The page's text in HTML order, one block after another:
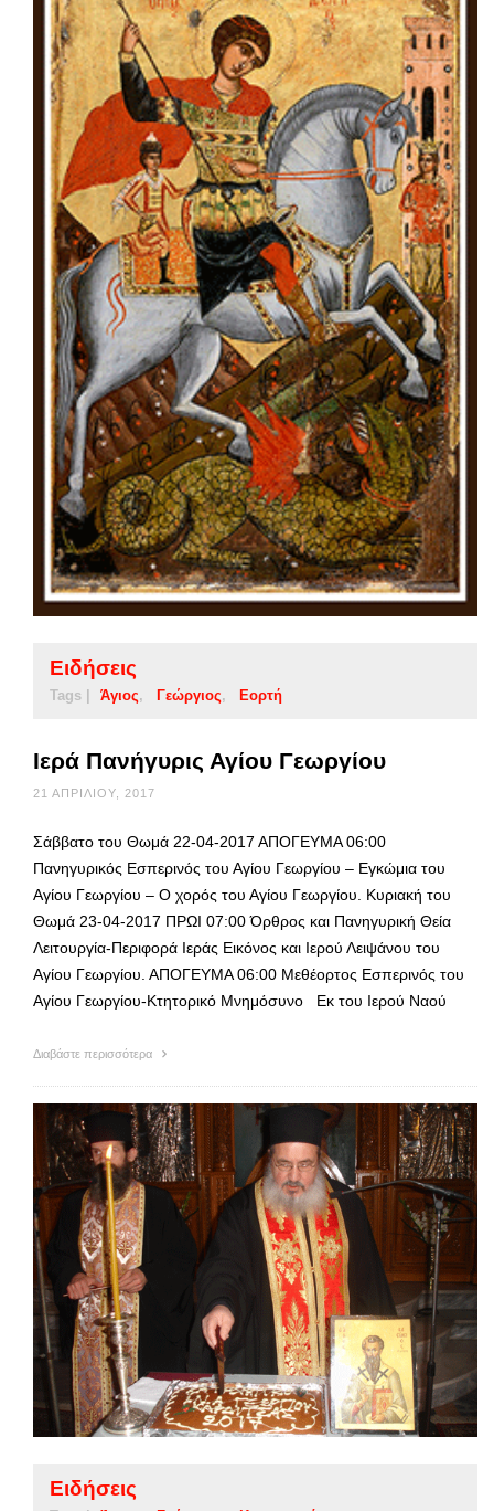
Ειδήσεις
Tags | Άγιος Γεώργιος Εορτή
Ιερά Πανήγυρις Αγίου Γεωργίου
21 ΑΠΡΙΛΊΟΥ, 2017
Σάββατο του Θωμά 22-04-2017 ΑΠΟΓΕΥΜΑ 06:00
Πανηγυρικός Εσπερινός του Αγίου Γεωργίου – Εγκώμια του
Αγίου Γεωργίου – Ο χορός του Αγίου Γεωργίου. Κυριακή του
Θωμά 23-04-2017 ΠΡΩΙ 07:00 Όρθρος και Πανηγυρική Θεία
Λειτουργία-Περιφορά Ιεράς Εικόνος και Ιερού Λειψάνου του
Αγίου Γεωργίου. ΑΠΟΓΕΥΜΑ 06:00 Μεθέορτος Εσπερινός του
Αγίου Γεωργίου-Κτητορικό Μνημόσυνο Εκ του Ιερού Ναού
Διαβάστε περισσότερα
Ειδήσεις